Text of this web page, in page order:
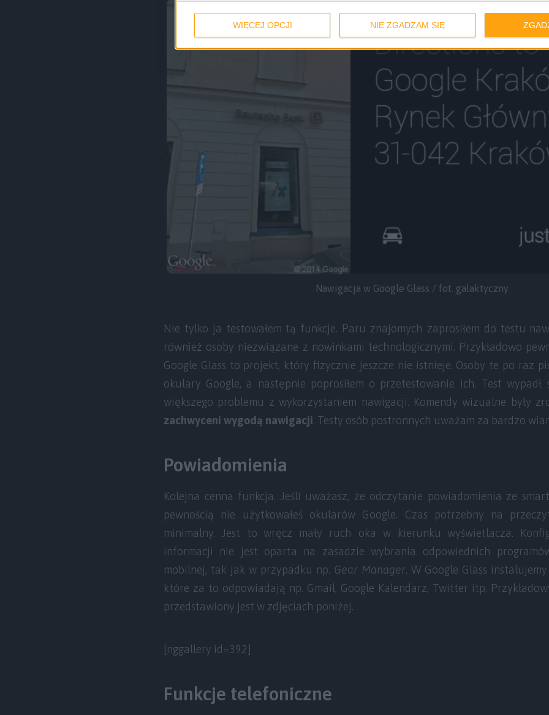
WIĘCEJ OPCJI NIE ZGADZAM SIĘ
Nawigacja w Google Glass / fot. galaktyczny
Nie tylko ja testowałem tą funkcje. Paru znajomych zaprosiłem do testu
również osoby niezwiązane z nowinkami technologicznymi. Przykładowo
Google Glass to projekt, który fizycznie jeszcze nie istnieje. Osoby te po raz
okulary Google, a następnie poprosiłem o przetestowanie ich. Test wypadł
większego problemu z wykorzystaniem nawigacji. Komendy wizualne były
zachwyceni wygodą nawigacji. Testy osób postronnych uważam za bardzo
Powiadomienia
Kolejna cenna funkcja. Jeśli uważasz, że odczytanie powiadomienia ze
pewnością nie użytkowałeś okularów Google. Czas potrzebny na
minimalny. Jest to wręcz mały ruch oka w kierunku wyświetlacza.
informacji nie jest oparta na zasadzie wybrania odpowiednich
mobilnej, tak jak w przypadku np. Gear Manager. W Google Glass
które za to odpowiadają np. Gmail, Google Kalendarz, Twitter itp.
przedstawiony jest w zdjęciach poniżej.
[nggallery id=392]
Funkcje telefoniczne